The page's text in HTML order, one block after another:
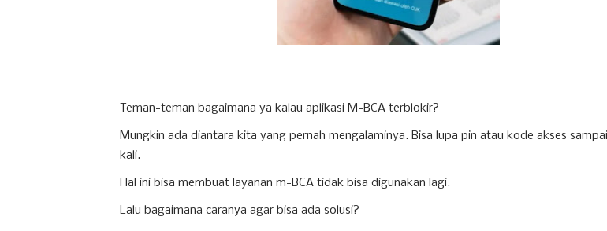
Teman-teman bagaimana ya kalau aplikasi M-BCA terblokir?
Mungkin ada diantara kita yang pernah mengalaminya. Bisa lupa pin atau kode akses
kali.
Hal ini bisa membuat layanan m-BCA tidak bisa digunakan lagi.
Lalu bagaimana caranya agar bisa ada solusi?